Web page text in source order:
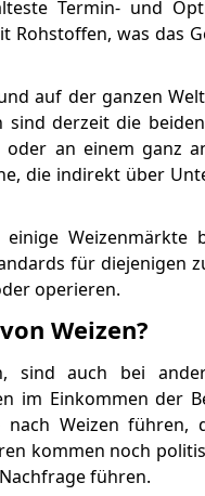
Termin- und
was das
auf der ganzen
derzeit die
an einem ganz
die indirekt über
Weizenmärkte
für diejenigen
operieren.
Weizen?
sind auch bei
im Einkommen der
Weizen führen,
kommen noch
führen.